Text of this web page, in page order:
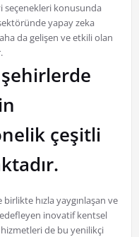
seçenekleri konusunda
yapay zeka
da gelişen ve etkili olan
şehirlerde
çeşitli
hızla yaygınlaşan ve
inovatif kentsel
hizmetleri de bu yenilikçi